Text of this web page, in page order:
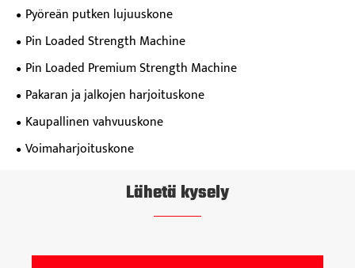
Pyöreän putken lujuuskone
Pin Loaded Strength Machine
Pin Loaded Premium Strength Machine
Pakaran ja jalkojen harjoituskone
Kaupallinen vahvuuskone
Voimaharjoituskone
Lähetä kysely